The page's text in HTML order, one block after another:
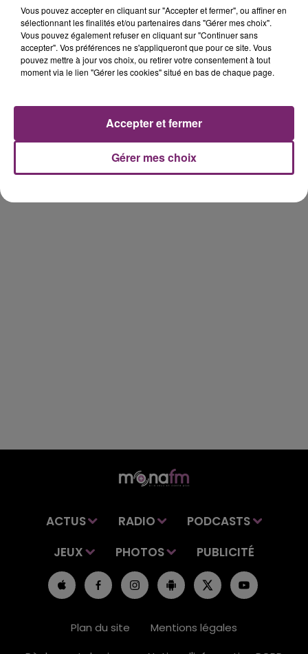
158 pompiers de la région sont
partis hier soir pour la Gironde
ACTUS RADIO
PODCASTS
JEUX
PHOTOS PUBLICITÉ
Plan du site
Mentions légales
Vous pouvez accepter en cliquant sur "Accepter et fermer", ou affiner en
sélectionnant les finalités et/ou partenaires dans "Gérer mes choix".
Vous pouvez également refuser en cliquant sur "Continuer sans
accepter". Vos préférences ne s'appliqueront que pour ce site. Vous
pouvez mettre à jour vos choix, ou retirer votre consentement à tout
moment via le lien "Gérer les cookies" situé en bas de chaque page.
Gérer mes choix
Accepter et fermer